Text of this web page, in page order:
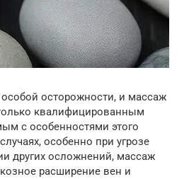
особой осторожности, и массаж
квалифицированным
с особенностями этого
особенно при угрозе
других осложнений, массаж
расширение вен и